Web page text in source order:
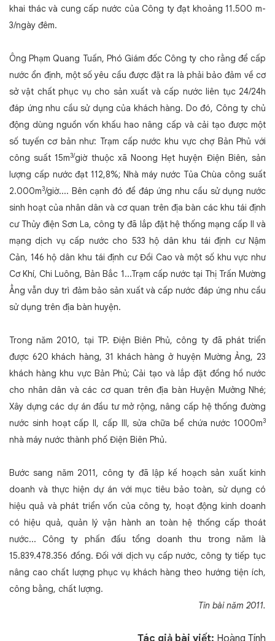
khai thác và cung cấp nước của Công ty đạt khoảng 11.500 m­­­­­­
3/ngày đêm.
Ông Phạm Quang Tuấn, Phó Giám đốc Công ty cho rằng để cấp
nước ổn định, một số yêu cầu được đặt ra là phải bảo đảm về cơ
sở vật chất phục vụ cho sản xuất và cấp nước liên tục 24/24h
đáp ứng nhu cầu sử dụng của khách hàng. Do đó, Công ty chủ
động dùng nguồn vốn khấu hao nâng cấp và cải tạo được một
số tuyến cơ bản như: Trạm cấp nước khu vực chợ Bản Phủ với
công suất 15m3/giờ thuộc xã Noong Hẹt huyện Điện Biên, sản
lượng cấp nước đạt 112,8%; Nhà máy nước Tủa Chùa công suất
2.000m3/giờ.... Bên cạnh đó để đáp ứng nhu cầu sử dụng nước
sinh hoạt của nhân dân và cơ quan trên địa bàn các khu tái định
cư Thủy điện Sơn La, công ty đã lắp đặt hệ thống mạng cấp II và
mạng dịch vụ cấp nước cho 533 hộ dân khu tái định cư Nậm
Cản, 146 hộ dân khu tái định cư Đồi Cao và một số khu vực như
Cơ Khí, Chi Luông, Bản Bắc 1...Trạm cấp nước tại Thị Trấn Mường
Ẳng vẫn duy trì đảm bảo sản xuất và cấp nước đáp ứng nhu cầu
sử dụng trên địa bàn huyện.
Trong năm 2010, tại TP. Điện Biên Phủ, công ty đã phát triển
được 620 khách hàng, 31 khách hàng ở huyện Mường Ảng, 23
khách hàng khu vực Bản Phủ; Cải tạo và lắp đặt đồng hồ nước
cho nhân dân và các cơ quan trên địa bàn Huyện Mưởng Nhé;
Xây dựng các dự án đầu tư mở rộng, nâng cấp hệ thống đường
nước sinh hoạt cấp II, cấp III, sửa chữa bể chứa nước 1000m3
nhà máy nước thành phố Điện Biên Phủ.
Bước sang năm 2011, công ty đã lập kế hoạch sản xuất kinh
doanh và thực hiện dự án với mục tiêu bảo toàn, sử dụng có
hiệu quả và phát triển vốn của công ty, hoạt động kinh doanh
có hiệu quả, quản lý vận hành an toàn hệ thống cấp thoát
nước... Công ty phấn đấu tổng doanh thu trong năm là
15.839.478.356 đồng. Đối với dịch vụ cấp nước, công ty tiếp tục
nâng cao chất lượng phục vụ khách hàng theo hướng tiện ích,
công bằng, chất lượng.
Tin bài năm 2011.